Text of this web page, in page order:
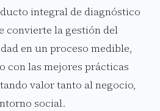
integral de diagnóstico
convierte la gestión del
en un proceso medible,
con las mejores prácticas
valor tanto al negocio,
social.